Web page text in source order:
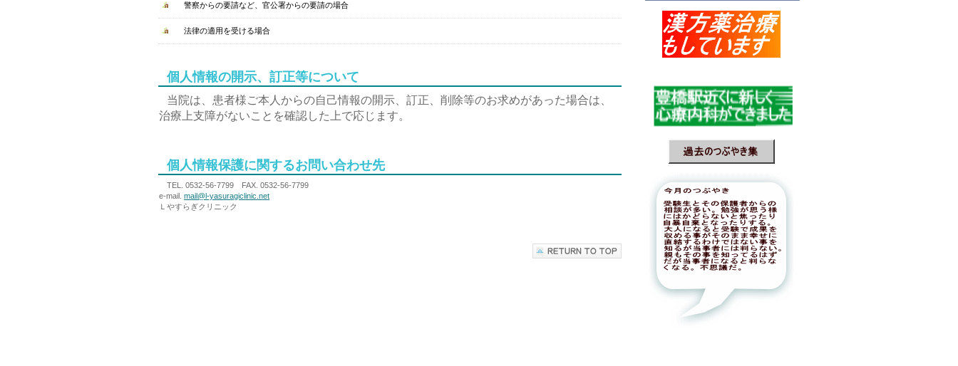
警察からの要請など、官公署からの要請の場合
法律の適用を受ける場合
個人情報の開示、訂正等について
当院は、患者様ご本人からの自己情報の開示、訂正、削除等のお求めがあった場合は、
治療上支障がないことを確認した上で応じます。
個人情報保護に関するお問い合わせ先
TEL. 0532-56-7799 FAX. 0532-56-7799
e-mail.mail@l-yasuragiclinic.net
Ｌやすらぎクリニック